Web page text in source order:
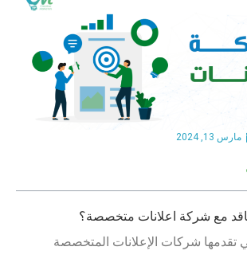
مارس 13, 2024
مع شركة اعلانات متخصصة؟
تقدمها شركات الإعلانات المتخصصة